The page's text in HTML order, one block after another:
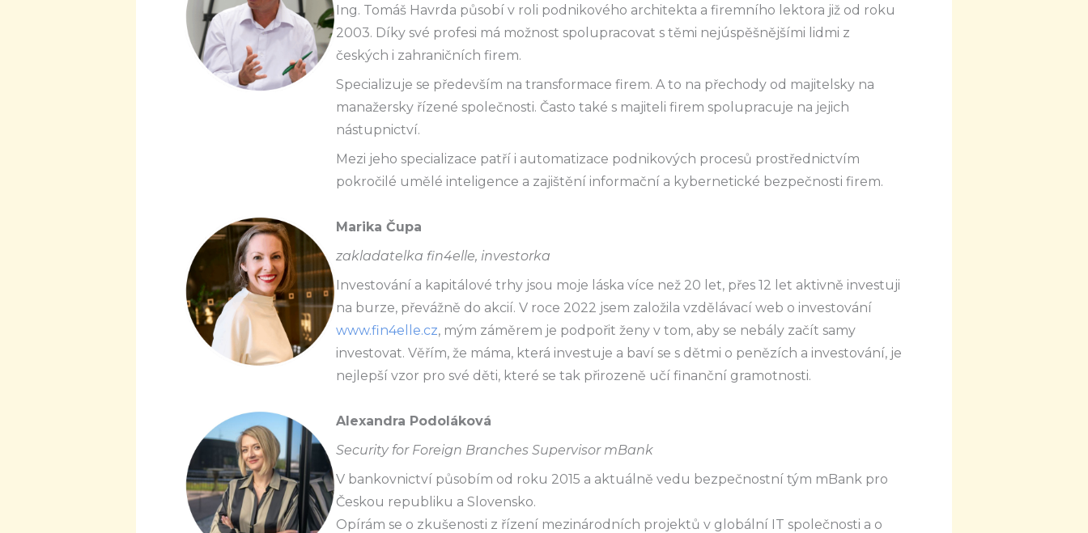
Ing. Tomáš Havrda působí v roli podnikového architekta a firemního lektora již od roku
2003. Díky své profesi má možnost spolupracovat s těmi nejúspěšnějšími lidmi z
českých i zahraničních firem.
Specializuje se především na transformace firem. A to na přechody od majitelsky na
manažersky řízené společnosti. Často také s majiteli firem spolupracuje na jejich
nástupnictví.
Mezi jeho specializace patří i automatizace podnikových procesů prostřednictvím
pokročilé umělé inteligence a zajištění informační a kybernetické bezpečnosti firem.
Marika Čupa
zakladatelka fin4elle, investorka
Investování a kapitálové trhy jsou moje láska více než 20 let, přes 12 let aktivně investuji
na burze, převážně do akcií. V roce 2022 jsem založila vzdělávací web o investování
www.fin4elle.cz, mým záměrem je podpořit ženy v tom, aby se nebály začít samy
investovat. Věřím, že máma, která investuje a baví se s dětmi o penězích a investování, je
nejlepší vzor pro své děti, které se tak přirozeně učí finanční gramotnosti.
Alexandra Podoláková
Security for Foreign Branches Supervisor mBank
V bankovnictví působím od roku 2015 a aktuálně vedu bezpečnostní tým mBank pro
Českou republiku a Slovensko.
Opírám se o zkušenosti z řízení mezinárodních projektů v globální IT společnosti a o